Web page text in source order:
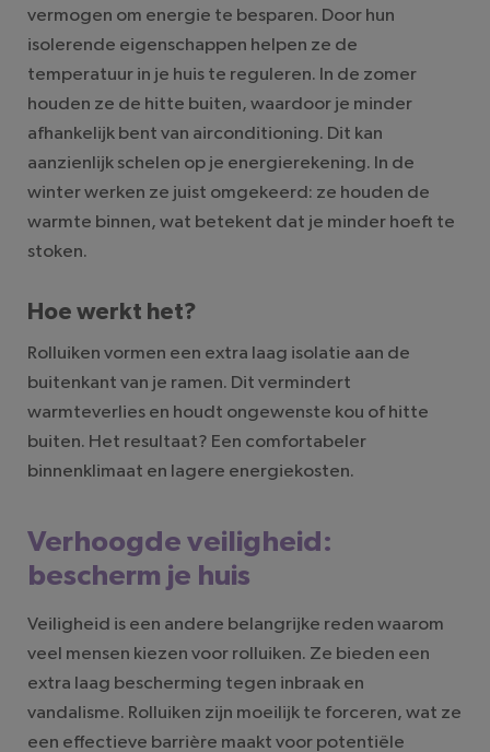
vermogen om energie te besparen. Door hun
isolerende eigenschappen helpen ze de
temperatuur in je huis te reguleren. In de zomer
houden ze de hitte buiten, waardoor je minder
afhankelijk bent van airconditioning. Dit kan
aanzienlijk schelen op je energierekening. In de
winter werken ze juist omgekeerd: ze houden de
warmte binnen, wat betekent dat je minder hoeft te
stoken.
Hoe werkt het?
Rolluiken vormen een extra laag isolatie aan de
buitenkant van je ramen. Dit vermindert
warmteverlies en houdt ongewenste kou of hitte
buiten. Het resultaat? Een comfortabeler
binnenklimaat en lagere energiekosten.
Verhoogde veiligheid:
bescherm je huis
Veiligheid is een andere belangrijke reden waarom
veel mensen kiezen voor rolluiken. Ze bieden een
extra laag bescherming tegen inbraak en
vandalisme. Rolluiken zijn moeilijk te forceren, wat ze
een effectieve barrière maakt voor potentiële